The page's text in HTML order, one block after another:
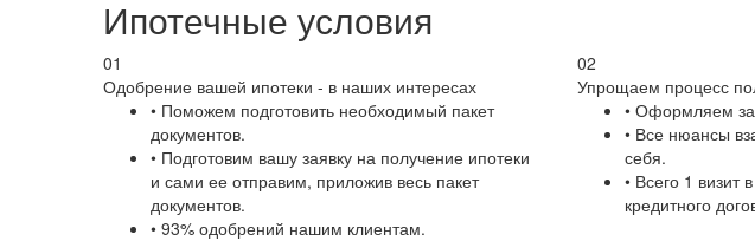
Ипотечные условия
01
Одобрение вашей ипотеки - в наших интересах
• Поможем подготовить необходимый пакет
документов.
• Подготовим вашу заявку на получение ипотеки
и сами ее отправим, приложив весь пакет
документов.
• 93% одобрений нашим клиентам.
02
Упрощаем процесс
• Оформляем
• Все нюансы
себя.
• Всего 1 визит
кредитного